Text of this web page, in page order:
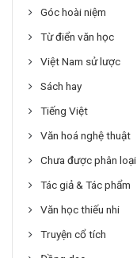
Góc hoài niệm
Từ điển văn học
Việt Nam sử lược
Sách hay
Tiếng Việt
Văn hoá nghệ thuật
Chưa được phân loại
Tác giả & Tác phẩm
Văn học thiếu nhi
Truyện cổ tích